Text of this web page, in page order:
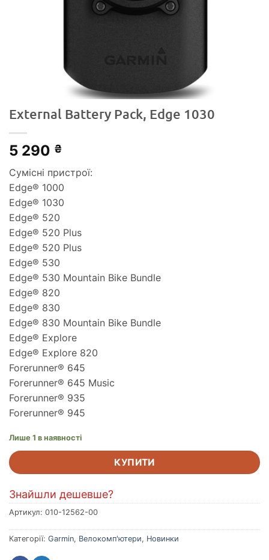
External Battery Pack, Edge 1030
5 290 ₴
Сумісні пристрої:
Edge® 1000
Edge® 1030
Edge® 520
Edge® 520 Plus
Edge® 520 Plus
Edge® 530
Edge® 530 Mountain Bike Bundle
Edge® 820
Edge® 830
Edge® 830 Mountain Bike Bundle
Edge® Explore
Edge® Explore 820
Forerunner® 645
Forerunner® 645 Music
Forerunner® 935
Forerunner® 945
Лише 1 в наявності
КУПИТИ
Знайшли дешевше?
Артикул: 010-12562-00
Категорії: Garmin, Велокомп'ютери, Новинки